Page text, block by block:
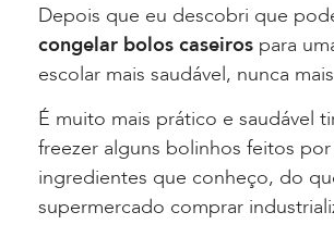
Depois que eu descobri que
congelar bolos caseiros para
escolar mais saudável, nunca
É muito mais prático e saudável
freezer alguns bolinhos feitos
ingredientes que conheço, do
supermercado comprar